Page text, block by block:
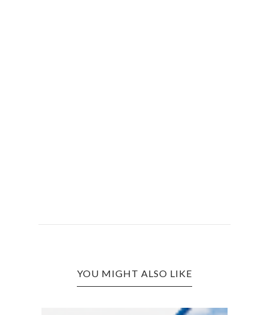
YOU MIGHT ALSO LIKE